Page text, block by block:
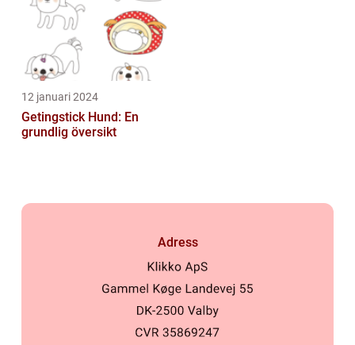
12 januari 2024
Getingstick Hund: En
grundlig översikt
Adress